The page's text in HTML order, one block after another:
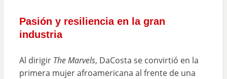
Pasión y resiliencia en la gran
industria
Al dirigir The Marvels, DaCosta se convirtió en la
primera mujer afroamericana al frente de una